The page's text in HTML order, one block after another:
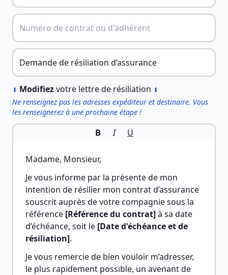
⬇ Modifiezvotre lettre de résiliation ⬇
Ne renseignez pas les adresses expéditeur et destinaire. Vous
les renseignerez à une prochaine étape !
B I U
Madame, Monsieur,
Je vous informe par la présente de mon
intention de résilier mon contrat d’assurance
souscrit auprès de votre compagnie sous la
référence [Référence du contrat] à sa date
d’échéance, soit le [Date d'échéance et de
résiliation].
Je vous remercie de bien vouloir m’adresser,
le plus rapidement possible, un avenant de